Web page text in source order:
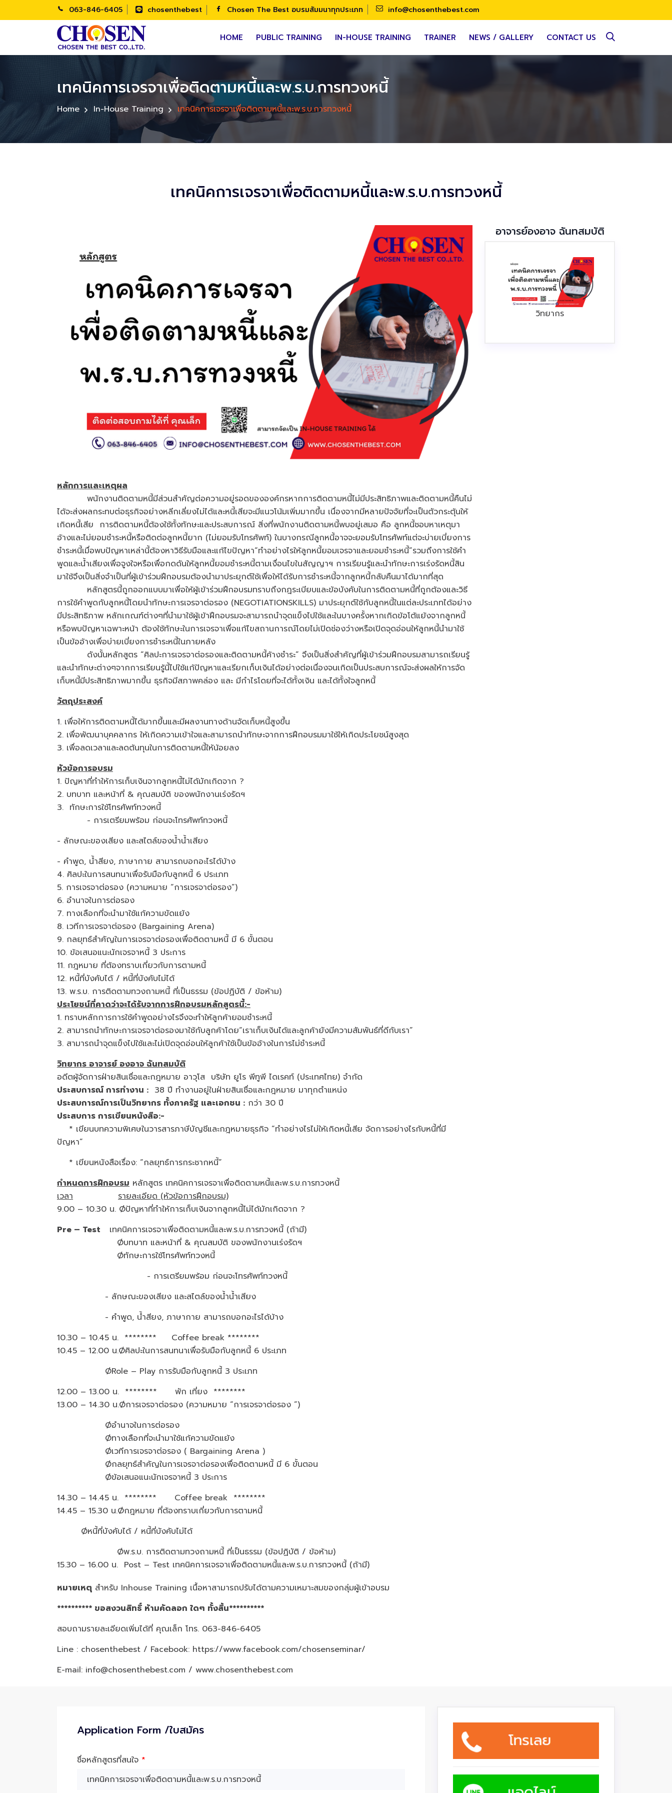
063-846-6405 chosenthebest Chosen The Best อบรมสัมมนาทุกประเภท info@chosenthebest.com
HOME PUBLIC TRAINING IN-HOUSE TRAINING TRAINER NEWS / GALLERY CONTACT US
เทคนิคการเจรจาเพื่อติดตามหนี้และพ.ร.บ.การทวงหนี้
Home In-House Training เทคนิคการเจรจาเพื่อติดตามหนี้และพ.ร.บ.การทวงหนี้
เทคนิคการเจรจาเพื่อติดตามหนี้และพ.ร.บ.การทวงหนี้
หลักการและเหตุผล
พนักงานติดตามหนี้มีส่วนสำคัญต่อความอยู่รอดขององค์กรหากการติดตามหนี้ไม่มีประสิทธิภาพและติดตามหนี้คืนไม่
ได้จะส่งผลกระทบต่อธุรกิจอย่างหลีกเลี่ยงไม่ได้และหนี้เสียจะมีแนวโน้มเพิ่มมากขึ้น เนื่องจากมีหลายปัจจัยที่จะเป็นตัวกระตุ้นให้
เกิดหนี้เสีย การติดตามหนี้ต้องใช้ทั้งทักษะและประสบการณ์ สิ่งที่พนักงานติดตามหนี้พบอยู่เสมอ คือ ลูกหนี้ชอบหาเหตุมา
อ้างและไม่ยอมชำระหนี้หรือติดต่อลูกหนี้ยาก (ไม่ยอมรับโทรศัพท์) ในบางกรณีลูกหนี้อาจจะยอมรับโทรศัพท์แต่จะบ่ายเบี่ยงการ
ชำระหนี้เมื่อพบปัญหาเหล่านี้ต้องหาวิธีรับมือและแก้ไขปัญหา“ทำอย่างไรให้ลูกหนี้ยอมเจรจาและยอมชำระหนี้”รวมถึงการใช้คำ
พูดและน้ำเสียงเพื่อจูงใจหรือเพื่อกดดันให้ลูกหนี้ยอมชำระหนี้ตามเงื่อนไขในสัญญาฯ การเรียนรู้และนำทักษะการเร่งรัดหนี้สิน
มาใช้จึงเป็นสิ่งจำเป็นที่ผู้เข้าร่วมฝึกอบรมต้องนำมาประยุกต์ใช้เพื่อให้ได้รับการชำระหนี้จากลูกหนี้กลับคืนมาได้มากที่สุด
หลักสูตรนี้ถูกออกแบบมาเพื่อให้ผู้เข้าร่วมฝึกอบรมทราบถึงกฎระเบียบและข้อบังคับในการติดตามหนี้ที่ถูกต้องและวิธี
การใช้คำพูดกับลูกหนี้โดยนำทักษะการเจรจาต่อรอง (NEGOTIATIONSKILLS) มาประยุกต์ใช้กับลูกหนี้ในแต่ละประเภทได้อย่าง
มีประสิทธิภาพ หลักเกณฑ์ต่างๆที่นำมาใช้ผู้เข้าฝึกอบรมจะสามารถนำจุดแข็งไปใช้และในบางครั้งหากเกิดข้อโต้แย้งจากลูกหนี้
หรือพบปัญหาเฉพาะหน้า ต้องใช้ทักษะในการเจรจาเพื่อแก้ไขสถานการณ์โดยไม่เปิดช่องว่างหรือเปิดจุดอ่อนให้ลูกหนี้นำมาใช้
เป็นข้ออ้างเพื่อบ่ายเบี่ยงการชำระหนี้ในภายหลัง
ดังนั้นหลักสูตร “ศิลปะการเจรจาต่อรองและติดตามหนี้ค้างชำระ” จึงเป็นสิ่งสำคัญที่ผู้เข้าร่วมฝึกอบรมสามารถเรียนรู้
และนำทักษะต่างๆจากการเรียนรู้นี้ไปใช้แก้ปัญหาและเรียกเก็บเงินได้อย่างต่อเนื่องจนเกิดเป็นประสบการณ์จะส่งผลให้การจัด
เก็บหนี้มีประสิทธิภาพมากขึ้น ธุรกิจมีสภาพคล่อง และ มีกำไรโดยที่จะได้ทั้งเงิน และได้ทั้งใจลูกหนี้
วัตถุประสงค์
1. เพื่อให้การติดตามหนี้ได้มากขึ้นและมีผลงานทางด้านจัดเก็บหนี้สูงขึ้น
2. เพื่อพัฒนาบุคคลากร ให้เกิดความเข้าใจและสามารถนำทักษะจากการฝึกอบรมมาใช้ให้เกิดประโยชน์สูงสุด
3. เพื่อลดเวลาและลดต้นทุนในการติดตามหนี้ให้น้อยลง
หัวข้อการอบรม
1. ปัญหาที่ทำให้การเก็บเงินจากลูกหนี้ไม่ได้มักเกิดจาก ?
2. บทบาท และหน้าที่ & คุณสมบัติ ของพนักงานเร่งรัดฯ
3. ทักษะการใช้โทรศัพท์ทวงหนี้
- การเตรียมพร้อม ก่อนจะโทรศัพท์ทวงหนี้
- ลักษณะของเสียง และสไตล์ของน้ำน้ำเสียง
- คำพูด, น้ำสียง, ภาษากาย สามารถบอกอะไรได้บ้าง
4. ศิลปะในการสนทนาเพื่อรับมือกับลูกหนี้ 6 ประเภท
5. การเจรจาต่อรอง (ความหมาย “การเจรจาต่อรอง”)
6. อำนาจในการต่อรอง
7. ทางเลือกที่จะนำมาใช้แก้ความขัดแย้ง
8. เวทีการเจรจาต่อรอง (Bargaining Arena)
9. กลยุทธ์สำคัญในการเจรจาต่อรองเพื่อติดตามหนี้ มี 6 ขั้นตอน
10. ข้อเสนอแนะนักเจรจาหนี้ 3 ประการ
11. กฎหมาย ที่ต้องทราบเกี่ยวกับการตามหนี้
12. หนี้ที่บังคับได้ / หนี้ที่บังคับไม่ได้
13. พ.ร.บ. การติดตามทวงถามหนี้ ที่เป็นธรรม (ข้อปฏิบัติ / ข้อห้าม)
ประโยชน์ที่คาดว่าจะได้รับจากการฝึกอบรมหลักสูตรนี้:-
1. ทราบหลักการการใช้คำพูดอย่างไรจึงจะทำให้ลูกค้ายอมชำระหนี้
2. สามารถนำทักษะการเจรจาต่อรองมาใช้กับลูกค้าโดย“เราเก็บเงินได้และลูกค้ายังมีความสัมพันธ์ที่ดีกับเรา”
3. สามารถนำจุดแข็งไปใช้และไม่เปิดจุดอ่อนให้ลูกค้าใช้เป็นข้ออ้างในการไม่ชำระหนี้
วิทยากร อาจารย์ องอาจ ฉันทสมบัติ
อดีตผู้จัดการฝ่ายสินเชื่อและกฎหมาย อาวุโส บริษัท ยูโร พีทูพี ไดเรคท์ (ประเทศไทย) จำกัด
ประสบการณ์ การทำงาน : 38 ปี ทำงานอยู่ในฝ่ายสินเชื่อและกฎหมาย มาทุกตำแหน่ง
ประสบการณ์การเป็นวิทยากร ทั้งภาครัฐ และเอกชน : กว่า 30 ปี
ประสบการ การเขียนหนังสือ:-
* เขียนบทความพิเศษในวารสารภาษีบัญชีและกฎหมายธุรกิจ “ทำอย่างไรไม่ให้เกิดหนี้เสีย จัดการอย่างไรกับหนี้ที่มี
ปัญหา”
* เขียนหนังสือเรื่อง: “กลยุทธ์การกระชากหนี้”
กำหนดการฝึกอบรม หลักสูตร เทคนิคการเจรจาเพื่อติดตามหนี้และพ.ร.บ.การทวงหนี้
เวลา
รายละเอียด (หัวข้อการฝึกอบรม)
9.00 – 10.30 น. Øปัญหาที่ทำให้การเก็บเงินจากลูกหนี้ไม่ได้มักเกิดจาก ?
Pre – Test เทคนิคการเจรจาเพื่อติดตามหนี้และพ.ร.บ.การทวงหนี้ (ถ้ามี)
Øบทบาท และหน้าที่ & คุณสมบัติ ของพนักงานเร่งรัดฯ
Øทักษะการใช้โทรศัพท์ทวงหนี้
- การเตรียมพร้อม ก่อนจะโทรศัพท์ทวงหนี้
- ลักษณะของเสียง และสไตล์ของน้ำน้ำเสียง
- คำพูด, น้ำสียง, ภาษากาย สามารถบอกอะไรได้บ้าง
10.30 – 10.45 น. ******** Coffee break ********
10.45 – 12.00 น.Øศิลปะในการสนทนาเพื่อรับมือกับลูกหนี้ 6 ประเภท
ØRole – Play การรับมือกับลูกหนี้ 3 ประเภท
12.00 – 13.00 น. ******** พัก เที่ยง ********
13.00 – 14.30 น.Øการเจรจาต่อรอง (ความหมาย “การเจรจาต่อรอง ”)
Øอำนาจในการต่อรอง
Øทางเลือกที่จะนำมาใช้แก้ความขัดแย้ง
Øเวทีการเจรจาต่อรอง ( Bargaining Arena )
Øกลยุทธ์สำคัญในการเจรจาต่อรองเพื่อติดตามหนี้ มี 6 ขั้นตอน
Øข้อเสนอแนะนักเจรจาหนี้ 3 ประการ
14.30 – 14.45 น. ******** Coffee break ********
14.45 – 15.30 น.Øกฎหมาย ที่ต้องทราบเกี่ยวกับการตามหนี้
Øหนี้ที่บังคับได้ / หนี้ที่บังคับไม่ได้
Øพ.ร.บ. การติดตามทวงถามหนี้ ที่เป็นธรรม (ข้อปฏิบัติ / ข้อห้าม)
15.30 – 16.00 น. Post – Test เทคนิคการเจรจาเพื่อติดตามหนี้และพ.ร.บ.การทวงหนี้ (ถ้ามี)
หมายเหตุ สำหรับ Inhouse Training เนื้อหาสามารถปรับได้ตามความเหมาะสมของกลุ่มผู้เข้าอบรม
********** ขอสงวนสิทธิ์ ห้ามคัดลอก ใดๆ ทั้งสิ้น**********
สอบถามรายละเอียดเพิ่มได้ที่ คุณเล็ก โทร. 063-846-6405
Line : chosenthebest / Facebook: https://www.facebook.com/chosenseminar/
E-mail: info@chosenthebest.com / www.chosenthebest.com
อาจารย์องอาจ ฉันทสมบัติ
วิทยากร
Application Form /ใบสมัคร
ชื่อหลักสูตรที่สนใจ *